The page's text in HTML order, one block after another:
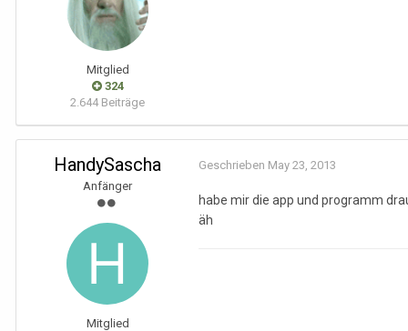
Mitglied
324
2.644 Beiträge
HandySascha
Anfänger
Mitglied
Geschrieben May 23, 2013
habe mir die app und programm
äh